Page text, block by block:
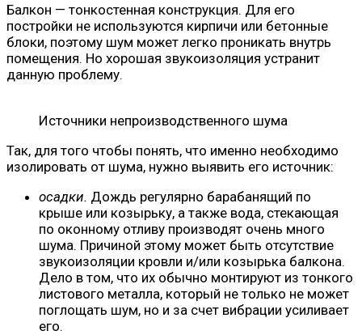
Балкон — тонкостенная конструкция. Для его
постройки не используются кирпичи или бетонные
блоки, поэтому шум может легко проникать внутрь
помещения. Но хорошая звукоизоляция устранит
данную проблему.
Источники непроизводственного шума
Так, для того чтобы понять, что именно необходимо
изолировать от шума, нужно выявить его источник:
осадки. Дождь регулярно барабанящий по
крыше или козырьку, а также вода, стекающая
по оконному отливу производят очень много
шума. Причиной этому может быть отсутствие
звукоизоляции кровли и/или козырька балкона.
Дело в том, что их обычно монтируют из тонкого
листового металла, который не только не может
поглощать шум, но и за счет вибрации усиливает
его.